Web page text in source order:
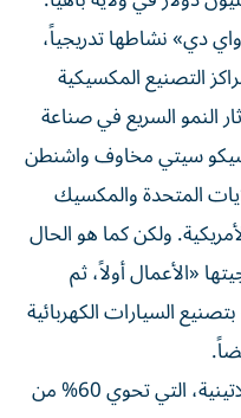
دي» نشاطها تدريجياً،
التصنيع المكسيكية
النمو السريع في صناعة
سيتي مخاوف واشنطن
المتحدة والمكسيك
ولكن كما هو الحال
«الأعمال أولاً، ثم
السيارات الكهربائية
في غضون ذلك، اجتذبت أمريكا اللاتينية، التي تحوي 60% من